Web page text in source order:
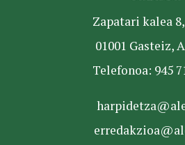
Zapatari kalea
01001 Gasteiz,
Telefonoa: 945